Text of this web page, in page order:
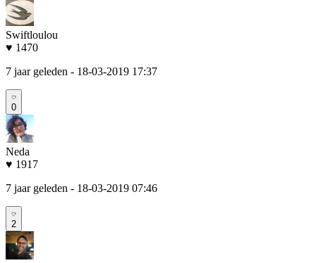
Swiftloulou
♥ 1470
7 jaar geleden - 18-03-2019 17:37
0
Neda
♥ 1917
7 jaar geleden - 18-03-2019 07:46
2